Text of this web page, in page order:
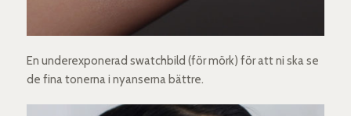
En underexponerad swatchbild (för mörk) för att ni ska se
de fina tonerna i nyanserna bättre.